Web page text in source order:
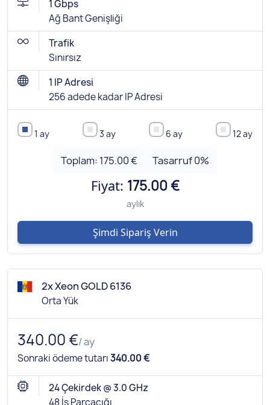
1 Gbps
Ağ Bant Genişliği
Trafik
Sınırsız
1 IP Adresi
256 adede kadar IP Adresi
1 ay 3 ay 6 ay 12 ay
Toplam: 175.00 € Tasarruf0%
Fiyat: 175.00 €
aylık
Şimdi Sipariş Verin
2x Xeon GOLD 6136
Orta Yük
340.00 €/ ay
Sonraki ödeme tutarı340.00 €
24 Çekirdek @ 3.0 GHz
48 İş Parçacığı